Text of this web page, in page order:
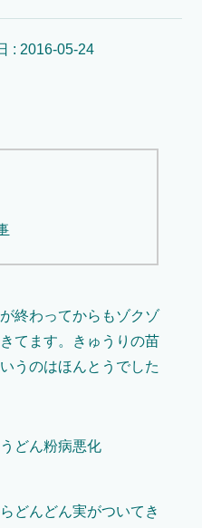
: 2016-05-24
終わってからもゾクゾ
てます。きゅうりの苗
うのはほんとうでした
どんどん実がついてき